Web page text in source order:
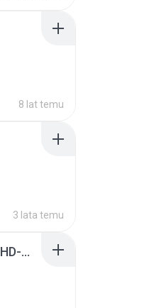
8 lat temu
3 lata temu
Sony Vegas Pro 8.0b Build 217-AVCHD-MPG-AC3 FIXED.7z